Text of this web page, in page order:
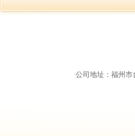
公司地址：福州